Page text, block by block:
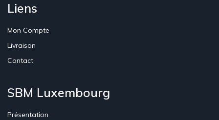
Liens
Mon Compte
Livraison
Contact
SBM Luxembourg
Présentation